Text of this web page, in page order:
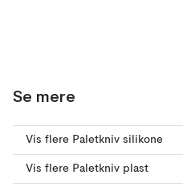
Se mere
Vis flere Paletkniv silikone
Vis flere Paletkniv plast